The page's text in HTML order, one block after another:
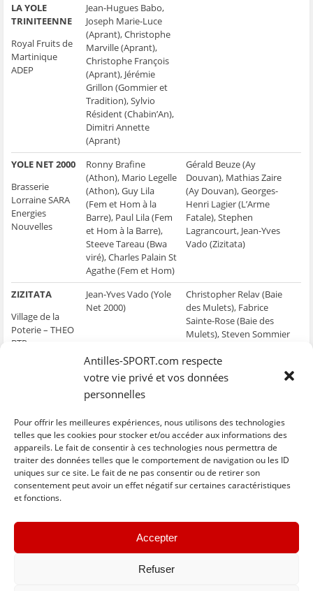
Antilles-SPORT.com respecte
votre vie privé et vos données
personnelles
Pour offrir les meilleures expériences, nous utilisons des technologies
telles que les cookies pour stocker et/ou accéder aux informations des
appareils. Le fait de consentir à ces technologies nous permettra de
traiter des données telles que le comportement de navigation ou les ID
uniques sur ce site. Le fait de ne pas consentir ou de retirer son
consentement peut avoir un effet négatif sur certaines caractéristiques
et fonctions.
Accepter
Refuser
LA YOLE
TRINITEENNE
Royal Fruits de
Martinique
ADEP
Jean-Hugues Babo,
Joseph Marie-Luce
(Aprant), Christophe
Marville (Aprant),
Christophe François
(Aprant), Jérémie
Grillon (Gommier et
Tradition), Sylvio
Résident (Chabin’An),
Dimitri Annette
(Aprant)
YOLE NET 2000
Brasserie
Lorraine SARA
Energies
Nouvelles
Ronny Brafine
(Athon), Mario Legelle
(Athon), Guy Lila
(Fem et Hom à la
Barre), Paul Lila (Fem
et Hom à la Barre),
Steeve Tareau (Bwa
viré), Charles Palain St
Agathe (Fem et Hom)
Gérald Beuze (Ay
Douvan), Mathias Zaire
(Ay Douvan), Georges-
Henri Lagier (L’Arme
Fatale), Stephen
Lagrancourt, Jean-Yves
Vado (Zizitata)
ZIZITATA
Village de la
Poterie – THEO
BTP
Jean-Yves Vado (Yole
Net 2000)
Christopher Relav (Baie
des Mulets), Fabrice
Sainte-Rose (Baie des
Mulets), Steven Sommier
Théotiste (Baie des
Mulets)
C
l
u
C
l
u
C
l
i
p
o
u
p
a
C
l
u
C
l
u